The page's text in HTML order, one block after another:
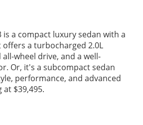
is a compact luxury sedan with a
offers a turbocharged 2.0L
wheel drive, and a well-
Or, it's a subcompact sedan
performance, and advanced
$39,495.